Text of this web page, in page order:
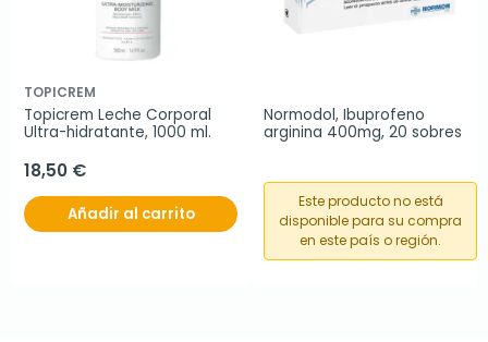
TOPICREM
Topicrem Leche Corporal
Ultra-hidratante, 1000 ml.
18,50 €
Añadir al carrito
Normodol, Ibuprofeno
arginina 400mg, 20 sobres
Este producto no está
disponible para su compra
en este país o región.